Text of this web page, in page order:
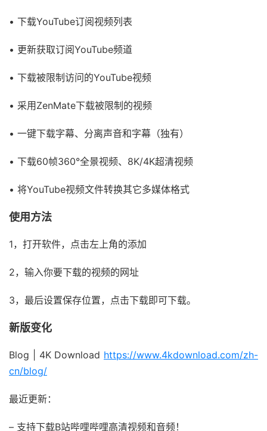
• 下载YouTube订阅视频列表
• 更新获取订阅YouTube频道
• 下载被限制访问的YouTube视频
• 采用ZenMate下载被限制的视频
• 一键下载字幕、分离声音和字幕（独有）
• 下载60帧360°全景视频、8K/4K超清视频
• 将YouTube视频文件转换其它多媒体格式
使用方法
1，打开软件，点击左上角的添加
2，输入你要下载的视频的网址
3，最后设置保存位置，点击下载即可下载。
新版变化
Blog | 4K Download https://www.4kdownload.com/zh-
cn/blog/
最近更新：
– 支持下载B站哔哩哔哩高清视频和音频！